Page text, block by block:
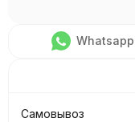
Whatsapp
Самовывоз